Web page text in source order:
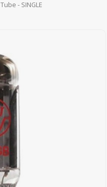
- SINGLE